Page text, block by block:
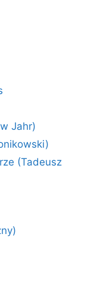
Jahr)
(Tadeusz